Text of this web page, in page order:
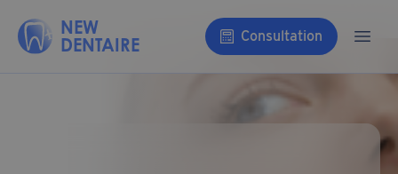
NEW
DENTAIRE
Consultation